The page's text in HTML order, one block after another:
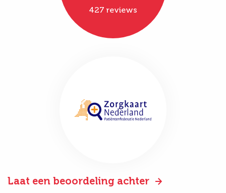
427 reviews
Laat een beoordeling achter